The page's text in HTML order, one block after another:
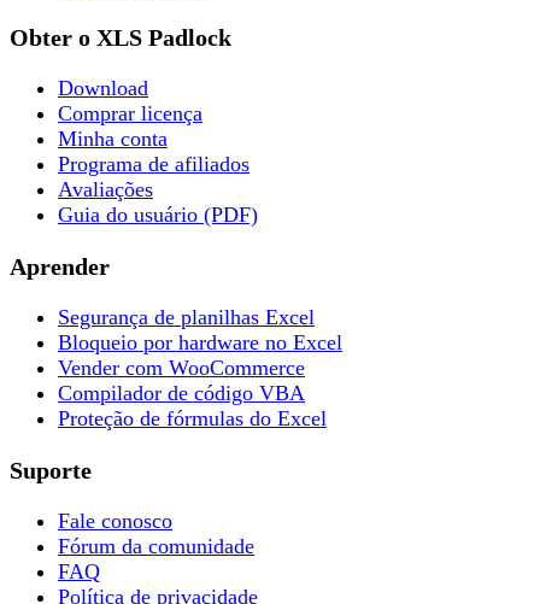
Obter o XLS Padlock
Download
Comprar licença
Minha conta
Programa de afiliados
Avaliações
Guia do usuário (PDF)
Aprender
Segurança de planilhas Excel
Bloqueio por hardware no Excel
Vender com WooCommerce
Compilador de código VBA
Proteção de fórmulas do Excel
Suporte
Fale conosco
Fórum da comunidade
FAQ
Política de privacidade